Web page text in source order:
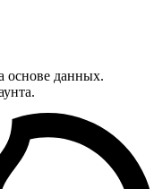
основе данных.